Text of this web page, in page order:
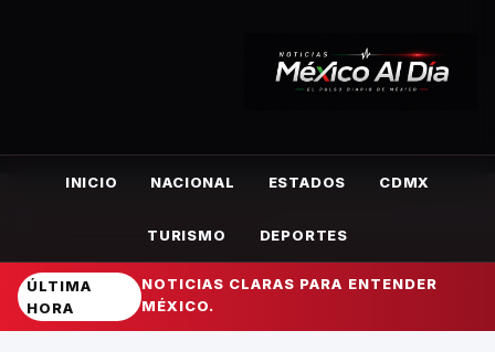
INICIO NACIONAL ESTADOS CDMX
TURISMO DEPORTES
ÚLTIMA
HORA
NOTICIAS CLARAS PARA ENTENDER
MÉXICO.